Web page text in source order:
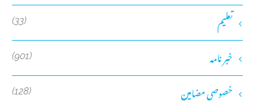
تعلیم (33)
خبر نامہ (901)
خصوصی مضامین (128)